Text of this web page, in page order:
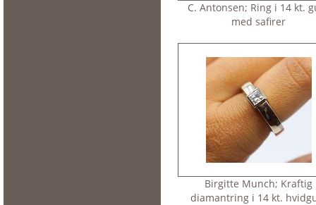
C. Antonsen; Ring i 14 kt.
med safirer
Birgitte Munch; Kraftig
diamantring i 14 kt.